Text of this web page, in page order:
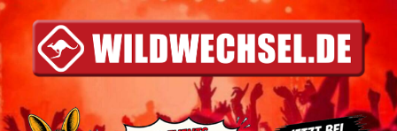
Inhalt
springen